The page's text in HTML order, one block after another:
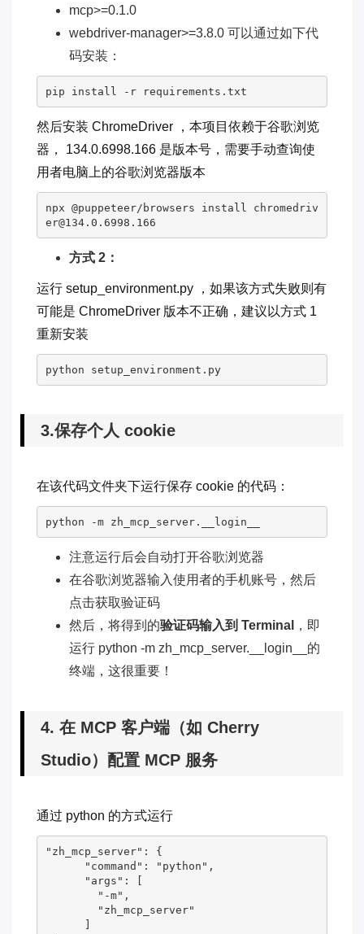
mcp>=0.1.0
webdriver-manager>=3.8.0 可以通过如下代
码安装：
pip install -r requirements.txt
然后安装 ChromeDriver ，本项目依赖于谷歌浏览
器， 134.0.6998.166 是版本号，需要手动查询使
用者电脑上的谷歌浏览器版本
npx @puppeteer/browsers install chromedriv
er@134.0.6998.166
方式 2：
运行 setup_environment.py ，如果该方式失败则有
可能是 ChromeDriver 版本不正确，建议以方式 1
重新安装
python setup_environment.py
3.保存个人 cookie
在该代码文件夹下运行保存 cookie 的代码：
python -m zh_mcp_server.__login__
注意运行后会自动打开谷歌浏览器
在谷歌浏览器输入使用者的手机账号，然后
点击获取验证码
然后，将得到的验证码输入到 Terminal
，即
运行 python -m zh_mcp_server.__login__的
终端，这很重要！
4. 在 MCP 客户端（如 Cherry
Studio）配置 MCP 服务
通过 python 的方式运行
"zh_mcp_server": {